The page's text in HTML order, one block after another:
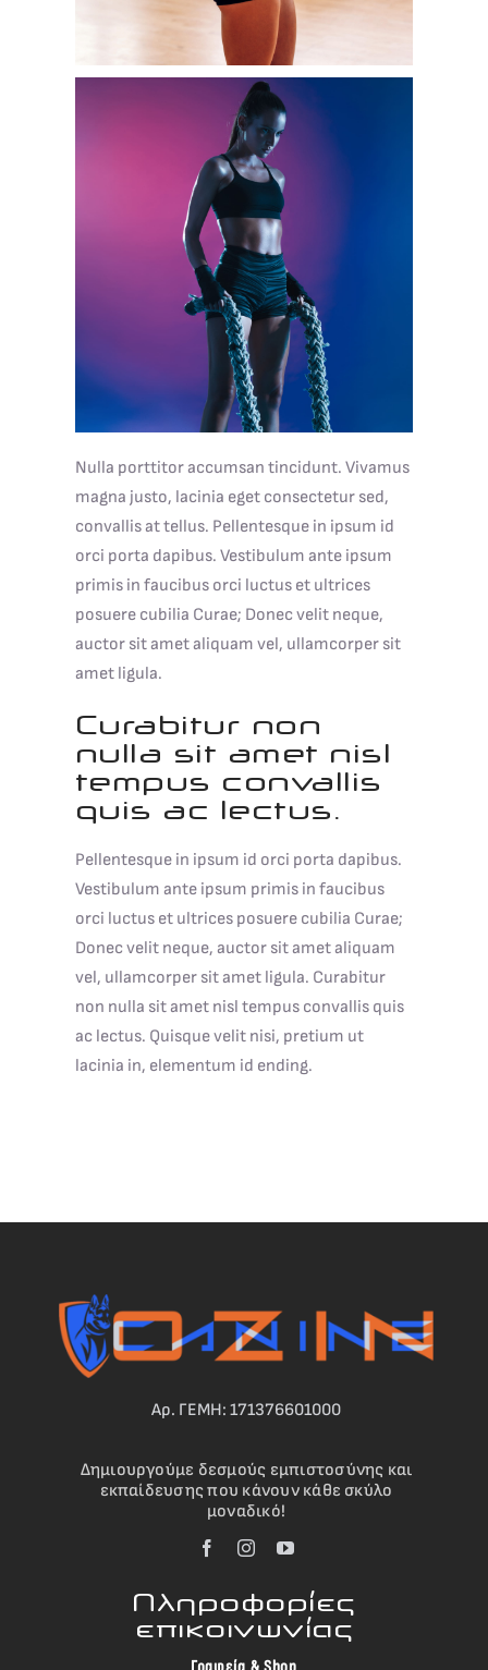
Nulla porttitor accumsan tincidunt. Vivamus
magna justo, lacinia eget consectetur sed,
convallis at tellus. Pellentesque in ipsum id
orci porta dapibus. Vestibulum ante ipsum
primis in faucibus orci luctus et ultrices
posuere cubilia Curae; Donec velit neque,
auctor sit amet aliquam vel, ullamcorper sit
amet ligula.
Curabitur non
nulla sit amet nisl
tempus convallis
quis ac lectus.
Pellentesque in ipsum id orci porta dapibus.
Vestibulum ante ipsum primis in faucibus
orci luctus et ultrices posuere cubilia Curae;
Donec velit neque, auctor sit amet aliquam
vel, ullamcorper sit amet ligula. Curabitur
non nulla sit amet nisl tempus convallis quis
ac lectus. Quisque velit nisi, pretium ut
lacinia in, elementum id ending.
Αρ. ΓΕΜΗ: 171376601000
Δημιουργούμε δεσμούς εμπιστοσύνης και
εκπαίδευσης που κάνουν κάθε σκύλο
μοναδικό!
Πληροφορίες
επικοινωνίας